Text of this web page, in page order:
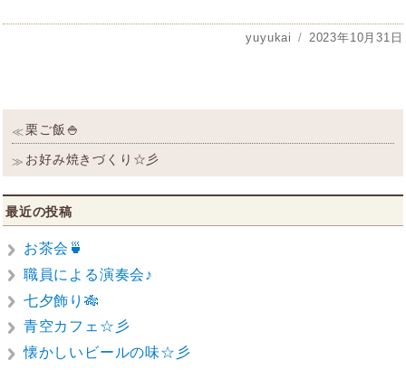
投
yuyukai
投
2023年10月31日
投
稿
ナ
ビ
ゲ
ー
シ
ョ
ン
≪
過
去
の
投
栗ご飯🍚
≫
次
の
稿:
お好み焼きづくり☆彡
最近の投稿
お茶会🍵
職員による演奏会♪
七夕飾り🎋
青空カフェ☆彡
懐かしいビールの味☆彡